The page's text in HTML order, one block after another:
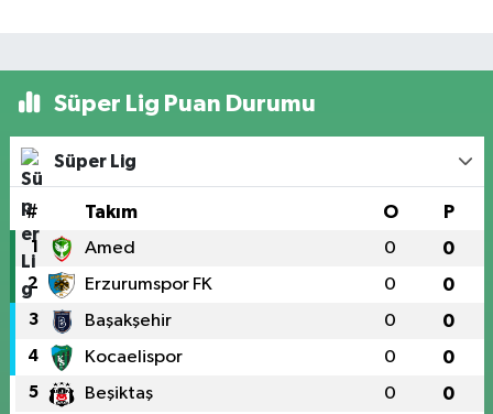
Süper Lig Puan Durumu
Süper Lig
# Takım O P
1 Amed 0 0
2 Erzurumspor FK 0 0
3 Başakşehir 0 0
4 Kocaelispor 0 0
5 Beşiktaş 0 0